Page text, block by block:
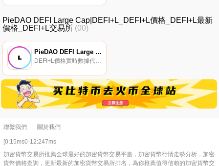
PieDAO DEFI Large Cap|DEFI+L_DEFI+L價格_DEFI+L最新
價格_DEFI+L交易所 (00)
PieDAO DEFI Large Cap
聯繫我們 關於我們
[0:15ms0-12:247ms
加密貨幣交易所推薦全球最好的加密貨幣交易平臺，加密貨幣行情走勢分析，加密
貨幣價格查詢，更新最新的加密貨幣交易所排名，為你推薦值得信賴的加密貨幣交